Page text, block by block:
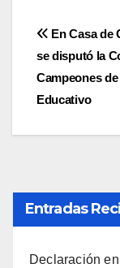
de
En Casa de
se disputó la
Campeones
Educativo
Entradas
Declaración